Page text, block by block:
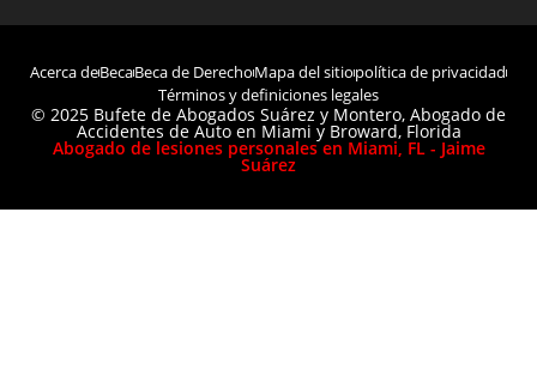
Acerca deBecaBeca de DerechoMapa del sitiopolítica de privacidad
Términos y definiciones legales
© 2025 Bufete de Abogados Suárez y Montero, Abogado de
Accidentes de Auto en Miami y Broward, Florida
Abogado de lesiones personales en Miami, FL - Jaime
Suárez